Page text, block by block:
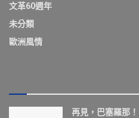
文革60週年
未分類
歐洲風情
再見，巴塞羅那！